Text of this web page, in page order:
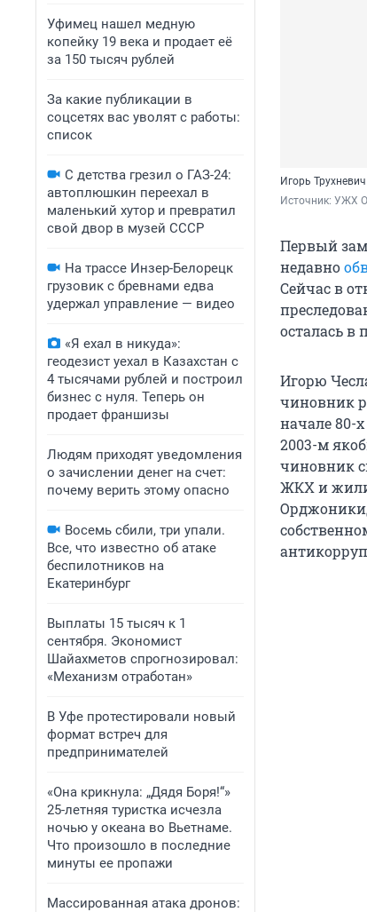
Уфимец нашел медную
копейку 19 века и продает её
за 150 тысяч рублей
За какие публикации в
соцсетях вас уволят с работы:
список
С детства грезил о ГАЗ-24:
автоплюшкин переехал в
маленький хутор и превратил
свой двор в музей СССР
На трассе Инзер-Белорецк
грузовик с бревнами едва
удержал управление — видео
«Я ехал в никуда»:
геодезист уехал в Казахстан с
4 тысячами рублей и построил
бизнес с нуля. Теперь он
продает франшизы
Людям приходят уведомления
о зачислении денег на счет:
почему верить этому опасно
Восемь сбили, три упали.
Все, что известно об атаке
беспилотников на
Екатеринбург
Выплаты 15 тысяч к 1
сентября. Экономист
Шайахметов спрогнозировал:
«Механизм отработан»
В Уфе протестировали новый
формат встреч для
предпринимателей
«Она крикнула: „Дядя Боря!“»
25-летняя туристка исчезла
ночью у океана во Вьетнаме.
Что произошло в последние
минуты ее пропажи
Массированная атака дронов:
Игорь Трухневич
Источник: УЖХ
Первый
недавно
Сейчас в
осталась в
Игорю
чиновник
начале 80-
2003-м
чиновник
ЖКХ и